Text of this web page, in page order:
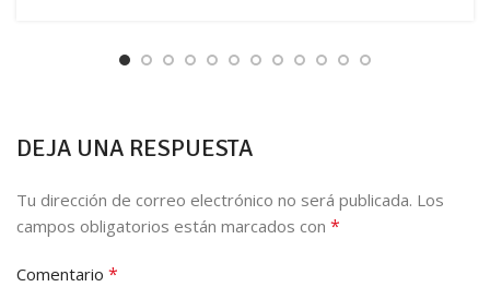
DEJA UNA RESPUESTA
Tu dirección de correo electrónico no será publicada. Los
campos obligatorios están marcados con *
Comentario *